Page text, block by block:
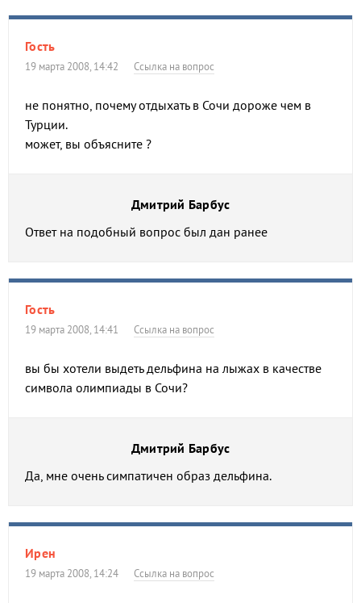
Гость
19 марта 2008, 14:42 Ссылка на вопрос
не понятно, почему отдыхать в Сочи дороже чем в
Турции.
может, вы объясните ?
Дмитрий Барбус
Ответ на подобный вопрос был дан ранее
Гость
19 марта 2008, 14:41 Ссылка на вопрос
вы бы хотели выдеть дельфина на лыжах в качестве
символа олимпиады в Сочи?
Дмитрий Барбус
Да, мне очень симпатичен образ дельфина.
Ирен
19 марта 2008, 14:24 Ссылка на вопрос